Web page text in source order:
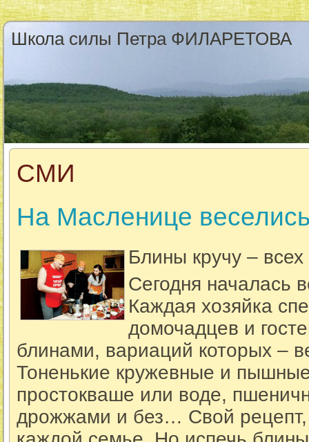
Школа силы Петра ФИЛАРЕТОВА
СМИ
На Масленице
Блины кручу –
Сегодня началась
Каждая хозяйка
домочадцев и
блинами, вариаций которых –
Тоненькие кружевные и
простокваше или воде,
дрожжами и без… Свой рецепт,